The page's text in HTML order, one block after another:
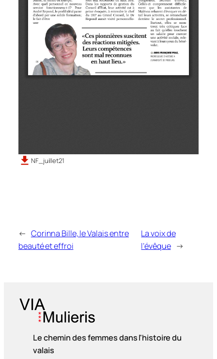
NF_juillet21
← Corinna Bille, le Valais entre
beauté et effroi
La voix de
l’évêque →
Le chemin des femmes dans l'histoire du
valais